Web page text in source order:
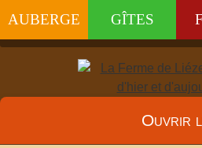
AUBERGE GÎTES
Ouvrir